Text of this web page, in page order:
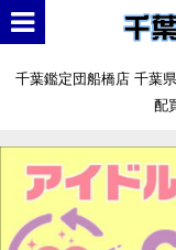
千葉鑑定団船橋店 千葉
配